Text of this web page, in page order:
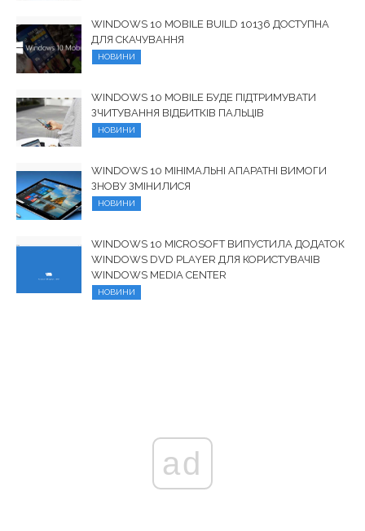
WINDOWS 10 MOBILE BUILD 10136 ДОСТУПНА
ДЛЯ СКАЧУВАННЯ
НОВИНИ
WINDOWS 10 MOBILE БУДЕ ПІДТРИМУВАТИ
ЗЧИТУВАННЯ ВІДБИТКІВ ПАЛЬЦІВ
НОВИНИ
WINDOWS 10 МІНІМАЛЬНІ АПАРАТНІ ВИМОГИ
ЗНОВУ ЗМІНИЛИСЯ
НОВИНИ
WINDOWS 10 MICROSOFT ВИПУСТИЛА ДОДАТОК
WINDOWS DVD PLAYER ДЛЯ КОРИСТУВАЧІВ
WINDOWS MEDIA CENTER
НОВИНИ
ad